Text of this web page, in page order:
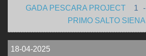
GADA PESCARA PROJECT
1 -
PRIMO SALTO SIENA
18-04-2025